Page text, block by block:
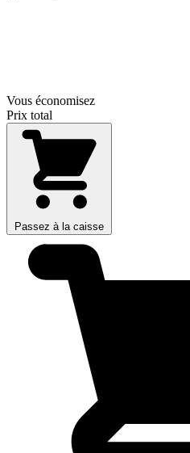
Vous économisez
Prix total
Passez à la caisse